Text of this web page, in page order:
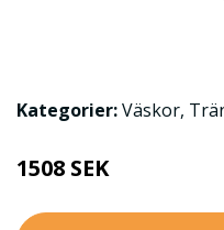
Kategorier:Väskor,
1508 SEK